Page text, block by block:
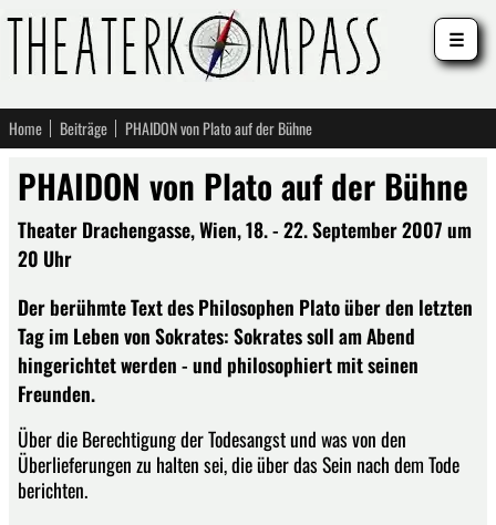
Home Beiträge PHAIDON von Plato auf der Bühne
PHAIDON von Plato auf der Bühne
Theater Drachengasse, Wien, 18. - 22. September 2007 um
20 Uhr
Der berühmte Text des Philosophen Plato über den letzten
Tag im Leben von Sokrates: Sokrates soll am Abend
hingerichtet werden - und philosophiert mit seinen
Freunden.
Über die Berechtigung der Todesangst und was von den
Überlieferungen zu halten sei, die über das Sein nach dem Tode
berichten.
☰